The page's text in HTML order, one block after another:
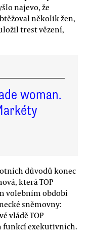
najevo, že
několik žen,
trest vězení,
woman.
důvodů konec
která TOP
volebním období
sněmovny:
vládě TOP
funkcí exekutivních.